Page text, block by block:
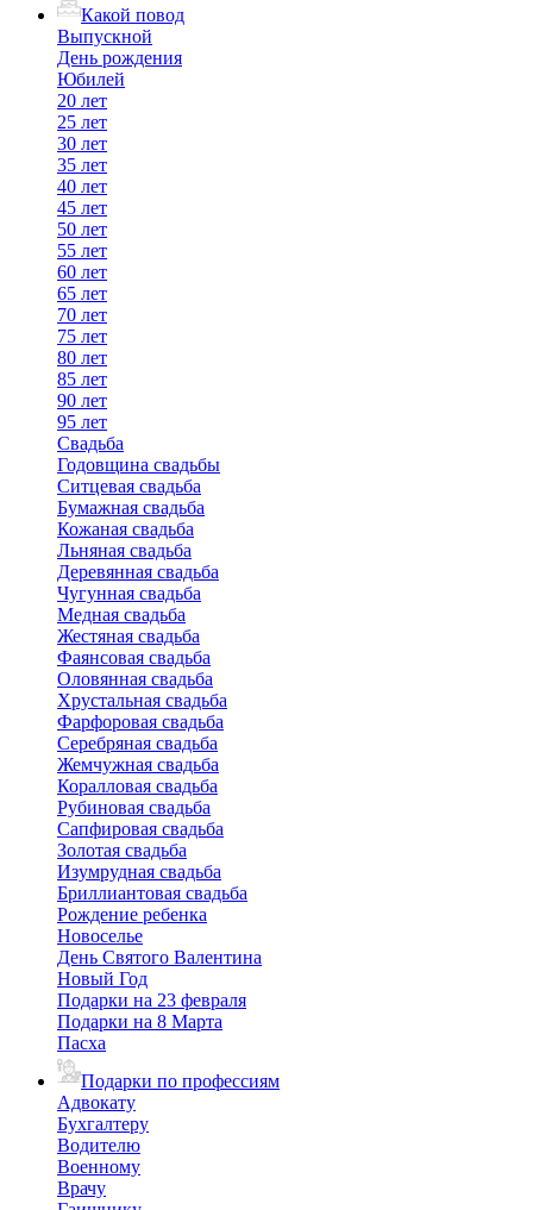
Какой повод
Выпускной
День рождения
Юбилей
20 лет
25 лет
30 лет
35 лет
40 лет
45 лет
50 лет
55 лет
60 лет
65 лет
70 лет
75 лет
80 лет
85 лет
90 лет
95 лет
Свадьба
Годовщина свадьбы
Ситцевая свадьба
Бумажная свадьба
Кожаная свадьба
Льняная свадьба
Деревянная свадьба
Чугунная свадьба
Медная свадьба
Жестяная свадьба
Фаянсовая свадьба
Оловянная свадьба
Хрустальная свадьба
Фарфоровая свадьба
Серебряная свадьба
Жемчужная свадьба
Коралловая свадьба
Рубиновая свадьба
Сапфировая свадьба
Золотая свадьба
Изумрудная свадьба
Бриллиантовая свадьба
Рождение ребенка
Новоселье
День Святого Валентина
Новый Год
Подарки на 23 февраля
Подарки на 8 Марта
Пасха
Подарки по профессиям
Адвокату
Бухгалтеру
Водителю
Военному
Врачу